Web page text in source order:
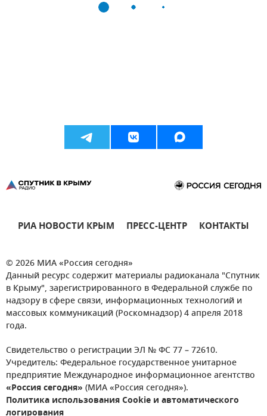
РИА НОВОСТИ КРЫМ ПРЕСС-ЦЕНТР КОНТАКТЫ
© 2026 МИА «Россия сегодня»
Данный ресурс содержит материалы радиоканала "Спутник
в Крыму", зарегистрированного в Федеральной службе по
надзору в сфере связи, информационных технологий и
массовых коммуникаций (Роскомнадзор) 4 апреля 2018
года.
Свидетельство о регистрации ЭЛ № ФС 77 – 72610.
Учредитель: Федеральное государственное унитарное
предприятие Международное информационное агентство
«Россия сегодня» (МИА «Россия сегодня»).
Политика использования Cookie и автоматического